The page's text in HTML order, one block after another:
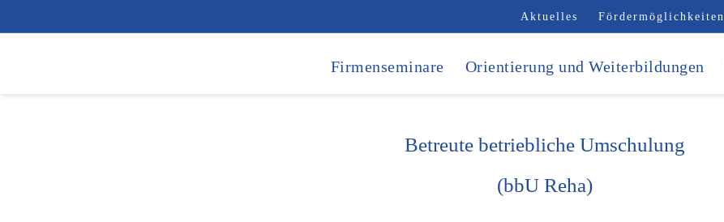
Aktuelles Fördermöglichkeiten
Firmenseminare Orientierung und Weiterbildungen
Betreute betriebliche Umschulung
(bbU Reha)